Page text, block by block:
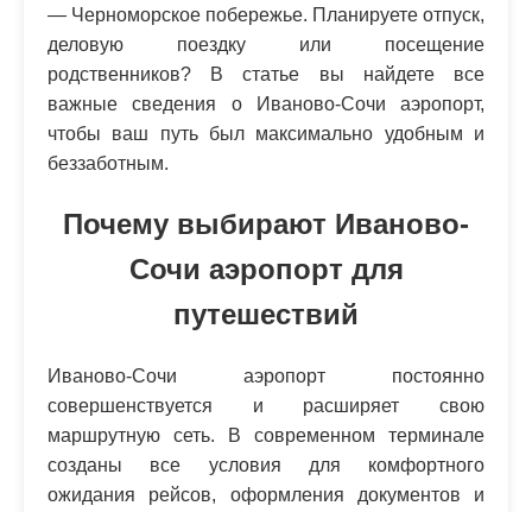
— Черноморское побережье. Планируете отпуск,
деловую поездку или посещение
родственников? В статье вы найдете все
важные сведения о Иваново-Сочи аэропорт,
чтобы ваш путь был максимально удобным и
беззаботным.
Почему выбирают Иваново-
Сочи аэропорт для
путешествий
Иваново-Сочи аэропорт постоянно
совершенствуется и расширяет свою
маршрутную сеть. В современном терминале
созданы все условия для комфортного
ожидания рейсов, оформления документов и